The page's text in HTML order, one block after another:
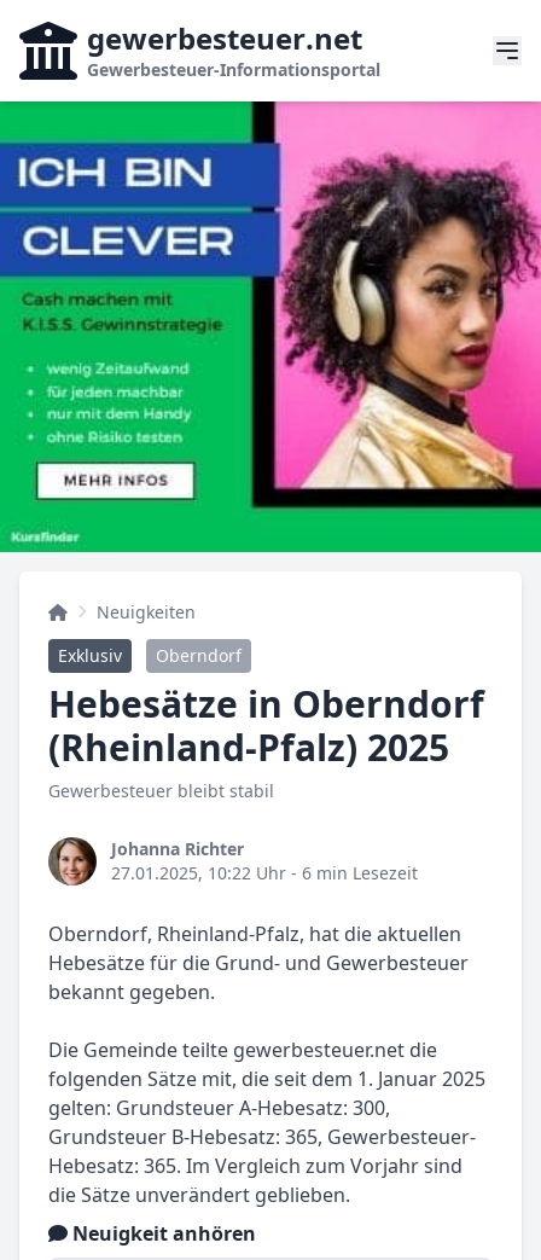
gewerbesteuer.net
Gewerbesteuer-Informationsportal
Neuigkeiten
Exklusiv
Oberndorf
Hebesätze in Oberndorf
(Rheinland-Pfalz) 2025
Gewerbesteuer bleibt stabil
Johanna Richter
27.01.2025, 10:22 Uhr - 6 min Lesezeit
Oberndorf, Rheinland-Pfalz, hat die aktuellen
Hebesätze für die Grund- und Gewerbesteuer
bekannt gegeben.
Die Gemeinde teilte gewerbesteuer.net die
folgenden Sätze mit, die seit dem 1. Januar 2025
gelten: Grundsteuer A-Hebesatz: 300,
Grundsteuer B-Hebesatz: 365, Gewerbesteuer-
Hebesatz: 365. Im Vergleich zum Vorjahr sind
die Sätze unverändert geblieben.
Neuigkeit anhören